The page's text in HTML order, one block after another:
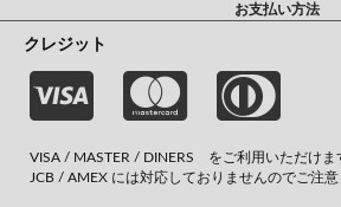
お支払い方法
クレジット
VISA / MASTER / DINERS をご利用いただけま
JCB / AMEX には対応しておりませんのでご注意